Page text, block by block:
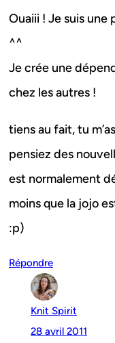
Ouaiii ! Je suis une
^^
Je crée une
chez les autres !
tiens au fait, tu
pensiez des
est normalement
moins que la jojo
:p)
Répondre
Knit Spirit
28 avril 2011